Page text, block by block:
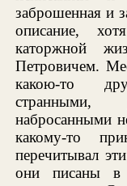
заброшенная и
описание,
каторжной
Петровичем.
какою-то
странными,
набросанными
какому-то
перечитывал
они писаны в